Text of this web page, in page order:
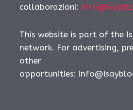
collaborazioni:
This website is part of the
network. For advertising,
other
opportunities: